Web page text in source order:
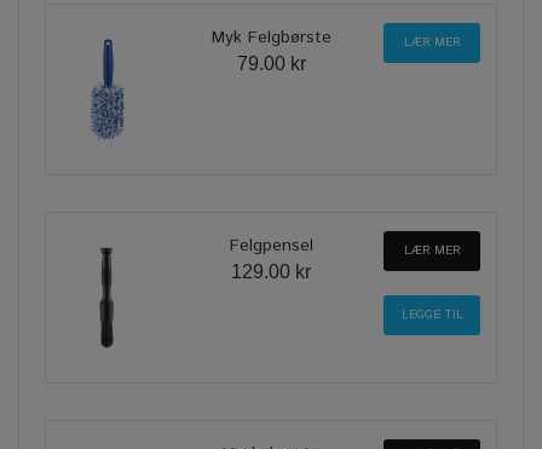
Myk Felgbørste
79.00 kr
LÆR MER
Felgpensel
129.00 kr
LÆR MER